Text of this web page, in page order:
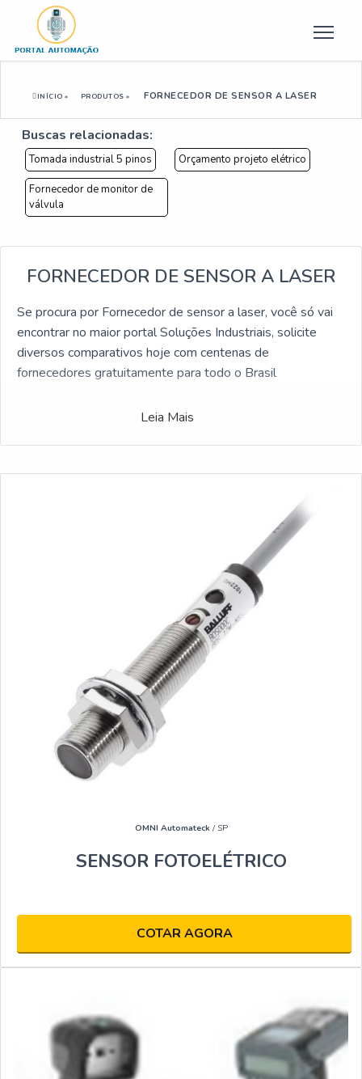
INÍCIO » PRODUTOS » FORNECEDOR DE SENSOR A LASER
Buscas relacionadas:
Tomada industrial 5 pinos Orçamento projeto elétrico
Fornecedor de monitor de
válvula
FORNECEDOR DE SENSOR A LASER
Se procura por Fornecedor de sensor a laser, você só vai
encontrar no maior portal Soluções Industriais, solicite
diversos comparativos hoje com centenas de
fornecedores gratuitamente para todo o Brasil
Leia Mais
OMNI Automateck/ SP
SENSOR FOTOELÉTRICO
COTAR AGORA